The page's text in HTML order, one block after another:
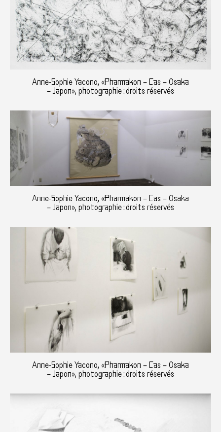
Anne-Sophie Yacono, «Pharmakon – Cas – Osaka
– Japon», photographie : droits réservés
Anne-Sophie Yacono, «Pharmakon – Cas – Osaka
– Japon», photographie : droits réservés
Anne-Sophie Yacono, «Pharmakon – Cas – Osaka
– Japon», photographie : droits réservés